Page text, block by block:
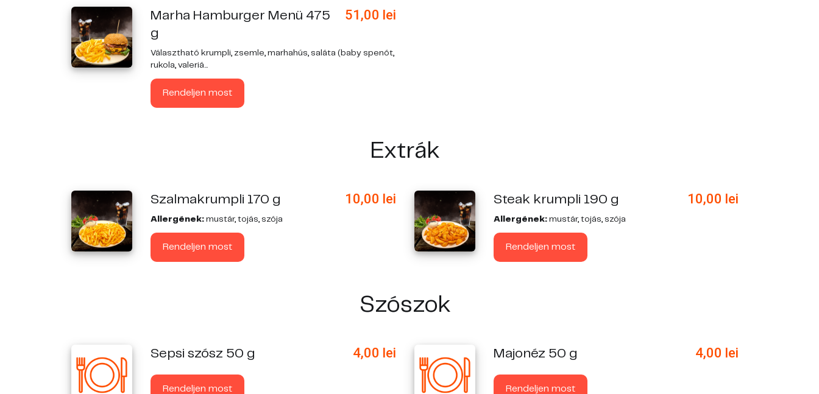
Marha Hamburger Menü 475
g
51,00 lei
Választható krumpli, zsemle, marhahús, saláta (baby spenót,
rukola, valeriá...
Rendeljen most
Extrák
Szalmakrumpli 170 g 10,00 lei
Allergének: mustár, tojás, szója
Rendeljen most
Steak krumpli 190 g 10,00 lei
Allergének:mustár, tojás, szója
Rendeljen most
Szószok
Sepsi szósz 50 g 4,00 lei
Rendeljen most
Majonéz 50 g 4,00 lei
Rendeljen most